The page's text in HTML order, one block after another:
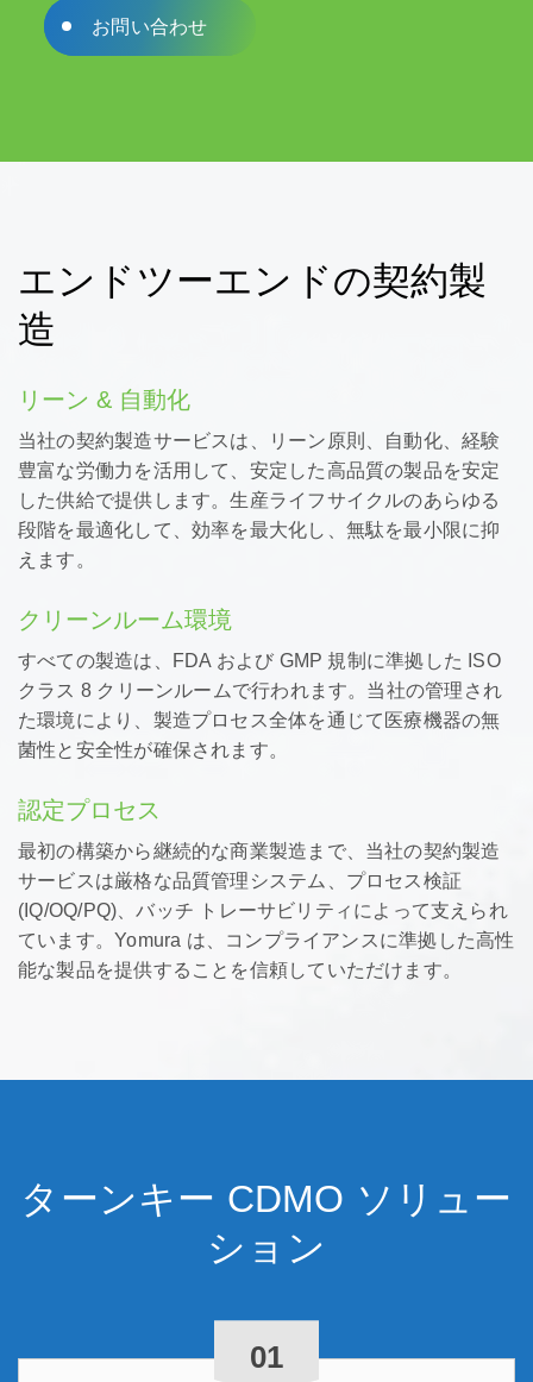
お問い合わせ
エンドツーエンドの契約製
造
リーン & 自動化
当社の契約製造サービスは、リーン原則、自動化、経験
豊富な労働力を活用して、安定した高品質の製品を安定
した供給で提供します。生産ライフサイクルのあらゆる
段階を最適化して、効率を最大化し、無駄を最小限に抑
えます。
クリーンルーム環境
すべての製造は、FDA および GMP 規制に準拠した ISO
クラス 8 クリーンルームで行われます。当社の管理され
た環境により、製造プロセス全体を通じて医療機器の無
菌性と安全性が確保されます。
認定プロセス
最初の構築から継続的な商業製造まで、当社の契約製造
サービスは厳格な品質管理システム、プロセス検証
(IQ/OQ/PQ)、バッチ トレーサビリティによって支えられ
ています。Yomura は、コンプライアンスに準拠した高性
能な製品を提供することを信頼していただけます。
ターンキー CDMO ソリュー
ション
01